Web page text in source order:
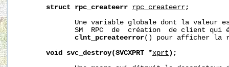
struct
rpc_createerr rpc_createerr ;
Une variable globale dont la valeur
SM  RPC  de  création  de client qui
clnt_pcreateerror() pour afficher la
void
svc_destroy(SVCXPRT *xprt );